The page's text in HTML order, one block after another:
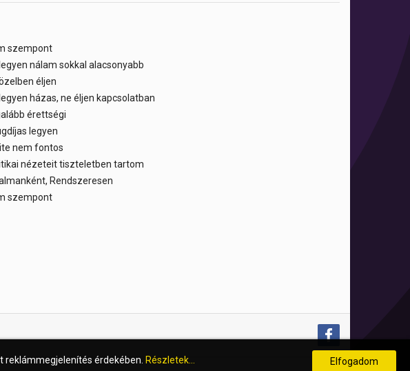
szempont
nálam sokkal alacsonyabb
éljen
házas, ne éljen kapcsolatban
érettségi
legyen
nem fontos
nézeteit tiszteletben tartom
Rendszeresen
szempont
érdekében. Részletek... Elfogadom